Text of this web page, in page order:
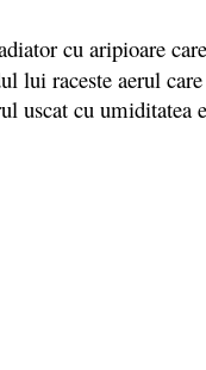
cu aripioare
lui raceste aerul
uscat cu umiditatea